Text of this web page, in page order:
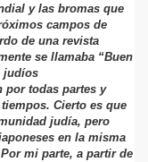
y las bromas que
campos de
de una revista
se llamaba “Buen
judíos
por todas partes y
Cierto es que
judía, pero
en la misma
mi parte, a partir de